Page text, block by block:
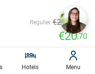
Regulier €24,90
€20,70
favorite_border
Hotels Menu